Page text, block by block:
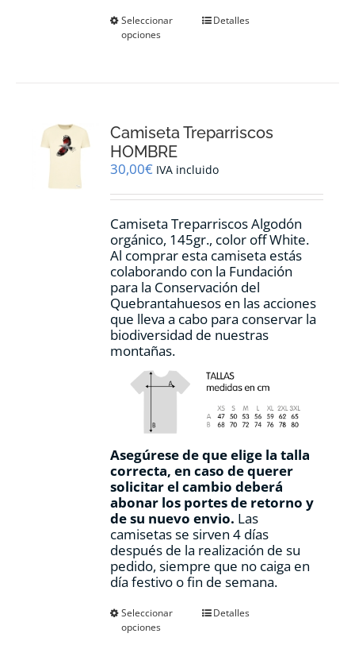
Seleccionar
opciones
Este
se
elegir
en
la
de
producto
Detalles
Camiseta Treparriscos
HOMBRE
30,00€ IVA incluido
Camiseta Treparriscos Algodón
orgánico, 145gr., color off White.
Al comprar esta camiseta estás
colaborando con la Fundación
para la Conservación del
Quebrantahuesos en las acciones
que lleva a cabo para conservar la
biodiversidad de nuestras
montañas.
Asegúrese de que elige la talla
correcta, en caso de querer
solicitar el cambio deberá
abonar los portes de retorno y
de su nuevo envio. Las
camisetas se sirven 4 días
después de la realización de su
pedido, siempre que no caiga en
día festivo o fin de semana.
Seleccionar
opciones
EsteDetalles